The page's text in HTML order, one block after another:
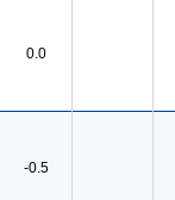
0.0
-0.5